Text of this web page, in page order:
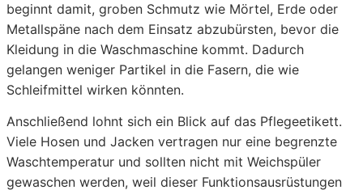
beginnt damit, groben Schmutz wie Mörtel, Erde oder
Metallspäne nach dem Einsatz abzubürsten, bevor die
Kleidung in die Waschmaschine kommt. Dadurch
gelangen weniger Partikel in die Fasern, die wie
Schleifmittel wirken könnten.
Anschließend lohnt sich ein Blick auf das Pflegeetikett.
Viele Hosen und Jacken vertragen nur eine begrenzte
Waschtemperatur und sollten nicht mit Weichspüler
gewaschen werden, weil dieser Funktionsausrüstungen